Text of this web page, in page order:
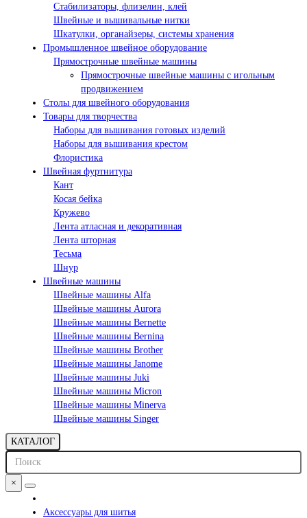
Стабилизаторы, флизелин, клей
Швейные и вышивальные нитки
Шкатулки, органайзеры, системы хранения
Промышленное швейное оборудование
Прямострочные швейные машины
Прямострочные швейные машины с игольным
продвижением
Столы для швейного оборудования
Товары для творчества
Наборы для вышивания готовых изделий
Наборы для вышивания крестом
Флористика
Швейная фуртнитура
Кант
Косая бейка
Кружево
Лента aтласная и декоративная
Лента шторная
Тесьма
Шнур
Швейные машины
Швейные машины Alfa
Швейные машины Aurora
Швейные машины Bernette
Швейные машины Bernina
Швейные машины Brother
Швейные машины Janome
Швейные машины Juki
Швейные машины Micron
Швейные машины Minerva
Швейные машины Singer
КАТАЛОГ
×
Аксессуары для шитья